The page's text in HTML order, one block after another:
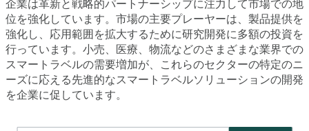
企業は革新と戦略的パートナーシップに注力して市場での地
位を強化しています。市場の主要プレーヤーは、製品提供を
強化し、応用範囲を拡大するために研究開発に多額の投資を
行っています。小売、医療、物流などのさまざまな業界での
スマートラベルの需要増加が、これらのセクターの特定のニ
ーズに応える先進的なスマートラベルソリューションの開発
を企業に促しています。